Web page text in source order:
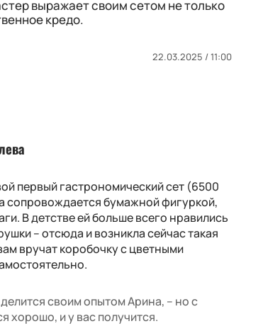
выражает своим сетом не только
кредо.
22.03.2025 / 11:00
первый гастрономический сет (6500
сопровождается бумажной фигуркой,
В детстве ей больше всего нравились
– отсюда и возникла сейчас такая
вручат коробочку с цветными
своим опытом Арина, – но с
хорошо, и у вас получится.